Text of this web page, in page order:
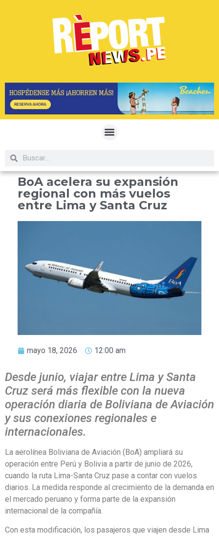
BoA acelera su expansión
regional con más vuelos
entre Lima y Santa Cruz
mayo 18, 2026 12:00 am
Desde junio, viajar entre Lima y Santa
Cruz será más flexible con la nueva
operación diaria de Boliviana de Aviación
y sus conexiones regionales e
internacionales.
La aerolínea Boliviana de Aviación (BoA) ampliará su
operación entre Perú y Bolivia a partir de junio de 2026,
cuando la ruta Lima-Santa Cruz pase a contar con vuelos
diarios. La medida responde al crecimiento de la demanda en
el mercado peruano y forma parte de la expansión
internacional de la compañía.
Con esta modificación, los pasajeros que viajen desde Lima